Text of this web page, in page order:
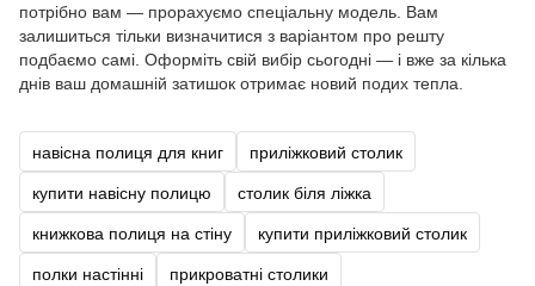
потрібно вам — прорахуємо спеціальну модель. Вам
залишиться тільки визначитися з варіантом про решту
подбаємо самі. Оформіть свій вибір сьогодні — і вже за кілька
днів ваш домашній затишок отримає новий подих тепла.
навісна полиця для книг приліжковий столик
купити навісну полицю столик біля ліжка
книжкова полиця на стіну купити приліжковий столик
полки настінні прикроватні столики